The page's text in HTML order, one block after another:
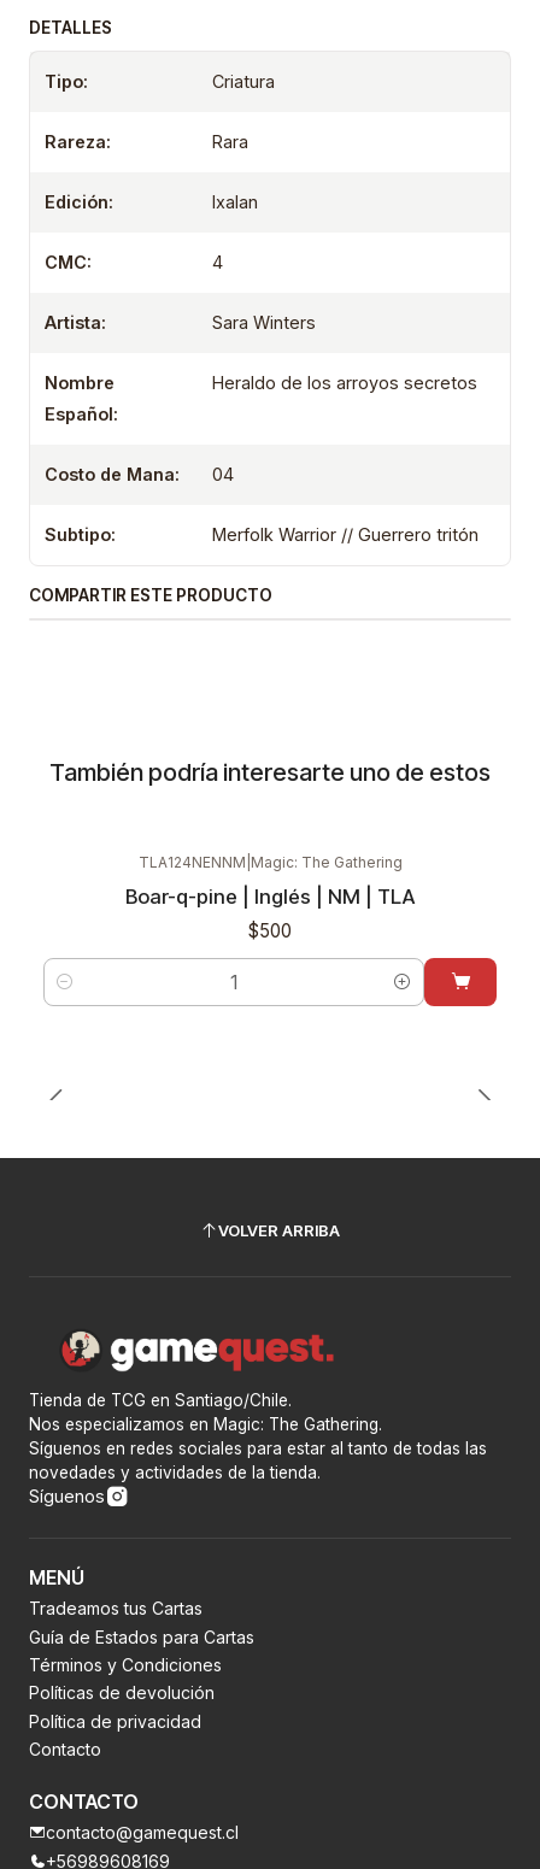
DETALLES
Tipo: Criatura
Rareza: Rara
Edición: Ixalan
CMC: 4
Artista: Sara Winters
Nombre
Español:
Heraldo de los arroyos secretos
Costo de Mana: 04
Subtipo: Merfolk Warrior // Guerrero tritón
COMPARTIR ESTE PRODUCTO
También podría interesarte uno de estos
TLA124NENNM Magic: The Gathering
Boar-q-pine | Inglés | NM | TLA
$500
Cantidad
VOLVER ARRIBA
Tienda de TCG en Santiago/Chile.
Nos especializamos en Magic: The Gathering.
Síguenos en redes sociales para estar al tanto de todas las
novedades y actividades de la tienda.
Síguenos
MENÚ
Tradeamos tus Cartas
Guía de Estados para Cartas
Términos y Condiciones
Políticas de devolución
Política de privacidad
Contacto
CONTACTO
contacto@gamequest.cl
+56989608169